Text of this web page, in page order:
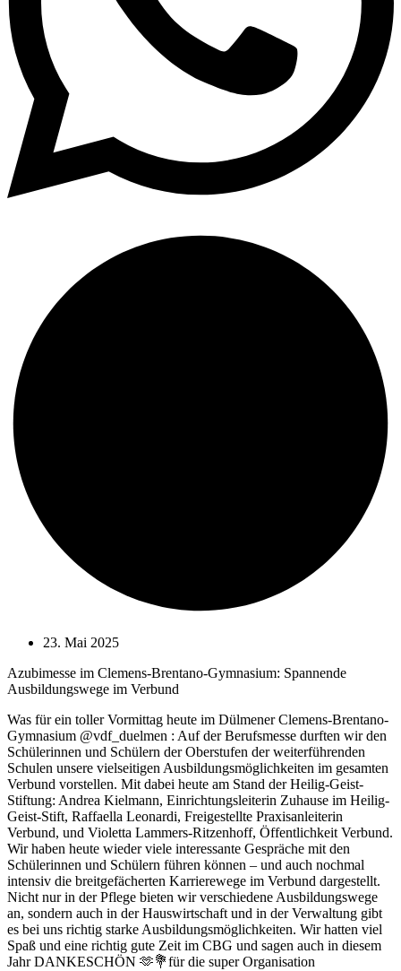
23. Mai 2025
Azubimesse im Clemens-Brentano-Gymnasium: Spannende
Ausbildungswege im Verbund
Was für ein toller Vormittag heute im Dülmener Clemens-Brentano-
Gymnasium @vdf_duelmen : Auf der Berufsmesse durften wir den
Schülerinnen und Schülern der Oberstufen der weiterführenden
Schulen unsere vielseitigen Ausbildungsmöglichkeiten im gesamten
Verbund vorstellen. Mit dabei heute am Stand der Heilig-Geist-
Stiftung: Andrea Kielmann, Einrichtungsleiterin Zuhause im Heilig-
Geist-Stift, Raffaella Leonardi, Freigestellte Praxisanleiterin
Verbund, und Violetta Lammers-Ritzenhoff, Öffentlichkeit Verbund.
Wir haben heute wieder viele interessante Gespräche mit den
Schülerinnen und Schülern führen können – und auch nochmal
intensiv die breitgefächerten Karrierewege im Verbund dargestellt.
Nicht nur in der Pflege bieten wir verschiedene Ausbildungswege
an, sondern auch in der Hauswirtschaft und in der Verwaltung gibt
es bei uns richtig starke Ausbildungsmöglichkeiten. Wir hatten viel
Spaß und eine richtig gute Zeit im CBG und sagen auch in diesem
Jahr DANKESCHÖN 🫶💐für die super Organisation